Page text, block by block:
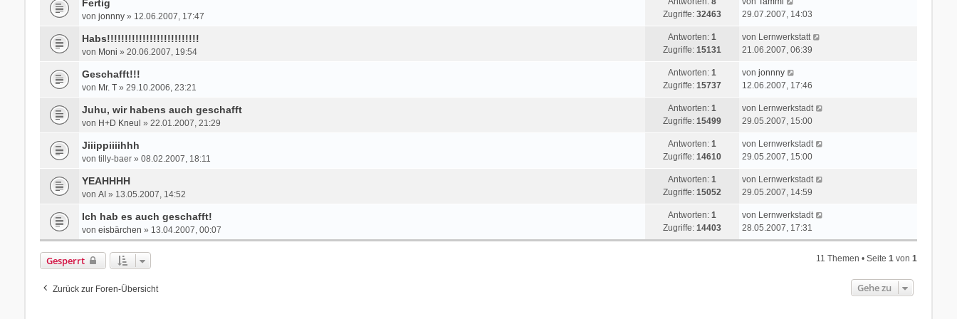
a
i
r
a
r
B
i
r
a
z
t
r
B
i
r
a
Fertig
von jonnny» 12.06.2007, 17:47
Zugriffe: 32463
e
z
t
r
B
i
r
a
29.07.2007, 14:03
Habs!!!!!!!!!!!!!!!!!!!!!!!!!!
von Moni » 20.06.2007, 19:54
Antworten: 1
Zugriffe: 15131
L
e
z
t
r
B
i
r
a
von Lernwerkstatt
21.06.2007, 06:39
Geschafft!!!
von Mr. T» 29.10.2006, 23:21
Antworten: 1
Zugriffe: 15737
L
e
z
t
r
B
i
r
a
g
von jonnny
12.06.2007, 17:46
Juhu, wir habens auch geschafft
von H+D Kneul » 22.01.2007, 21:29
Antworten: 1
Zugriffe: 15499
L
e
z
t
r
B
i
von Lernwerkstadt
29.05.2007, 15:00
Jiiippiiiihhh
von tilly-baer» 08.02.2007, 18:11
Antworten: 1
Zugriffe: 14610
L
e
z
t
r
B
von Lernwerkstadt
29.05.2007, 15:00
YEAHHHH
von AI» 13.05.2007, 14:52
Antworten: 1
Zugriffe: 15052
L
e
z
t
e
von Lernwerkstadt
29.05.2007, 14:59
Ich hab es auch geschafft!
von eisbärchen » 13.04.2007, 00:07
Antworten: 1
Zugriffe: 14403
L
e
t
von Lernwerkstadt
28.05.2007, 17:31
Gesperrt 11 Themen • Seite1 von1
Zurück zur Foren-Übersicht Gehe zu